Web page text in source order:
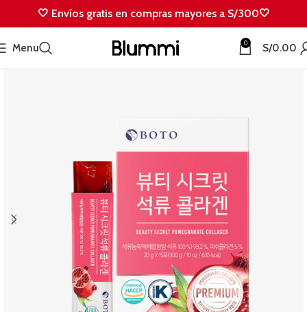
🤍 Envíos gratis en compras mayores a S/300🤍
Menu 0 S/0.00